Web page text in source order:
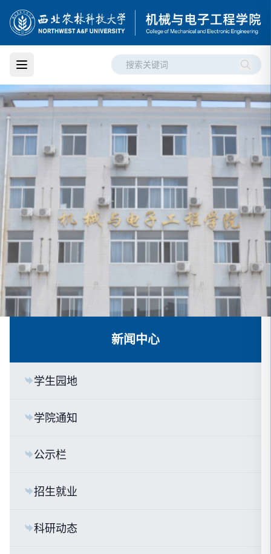
新闻中心
学生园地
学院通知
公示栏
招生就业
科研动态